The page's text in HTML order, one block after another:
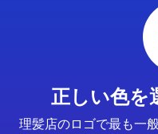
正しい色を
理髪店のロゴで最も一